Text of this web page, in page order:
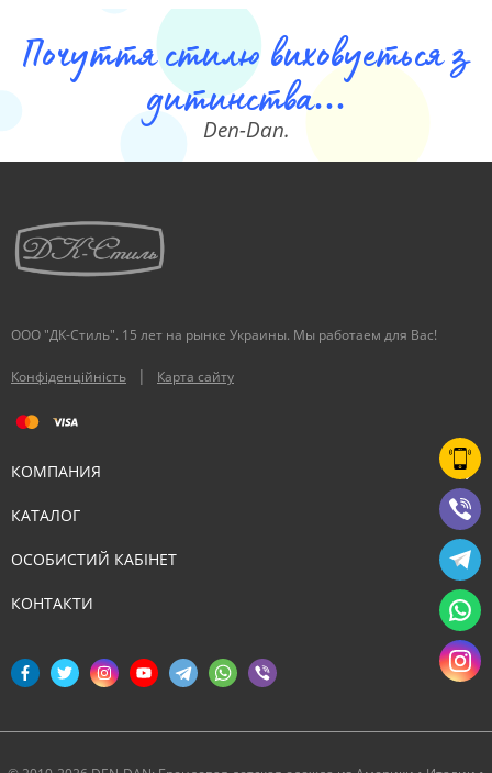
Почуття стилю виховуеться з
дитинства...
Den-Dan.
ООО "ДК-Стиль". 15 лет на рынке Украины. Мы работаем для Вас!
Конфіденційність | Карта сайту
КОМПАНИЯ
КАТАЛОГ
ОСОБИСТИЙ КАБІНЕТ
КОНТАКТИ